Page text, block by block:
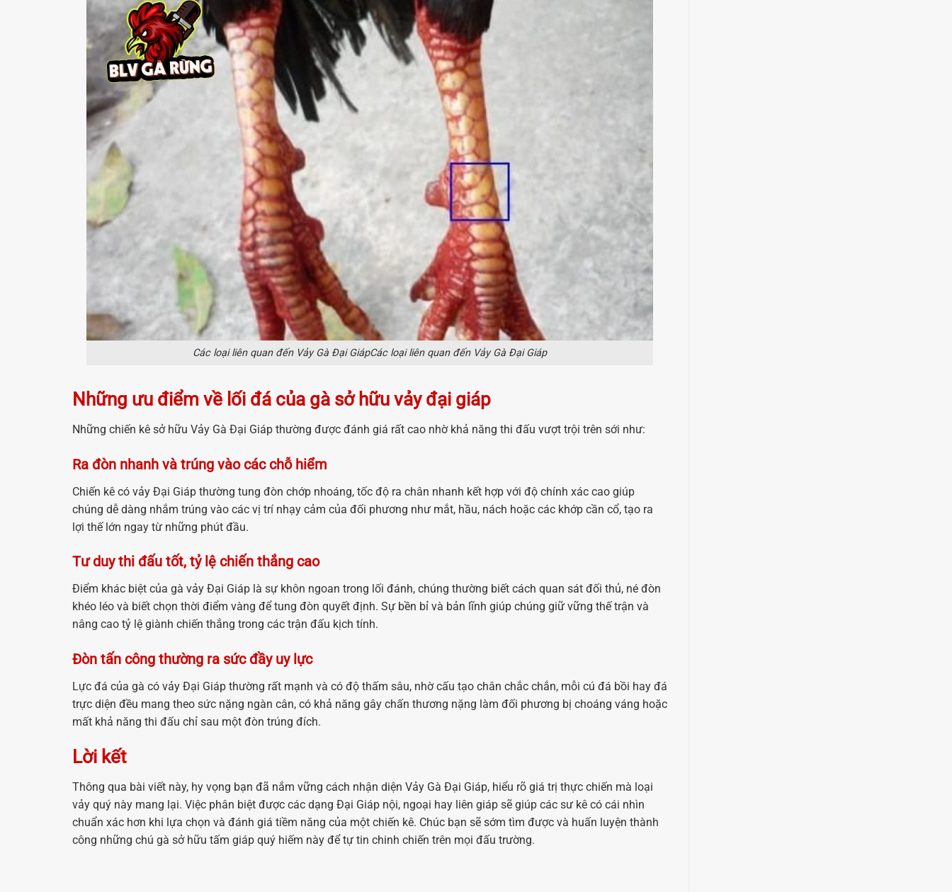
Các loại liên quan đến Vảy Gà Đại GiápCác loại liên quan đến Vảy Gà Đại Giáp
Những ưu điểm về lối đá của gà sở hữu vảy đại giáp
Những chiến kê sở hữu Vảy Gà Đại Giáp thường được đánh giá rất cao nhờ khả năng thi đấu vượt trội trên sới như:
Ra đòn nhanh và trúng vào các chỗ hiểm
Chiến kê có vảy Đại Giáp thường tung đòn chớp nhoáng, tốc độ ra chân nhanh kết hợp với độ chính xác cao giúp
chúng dễ dàng nhắm trúng vào các vị trí nhạy cảm của đối phương như mắt, hầu, nách hoặc các khớp cần cổ, tạo ra
lợi thế lớn ngay từ những phút đầu.
Tư duy thi đấu tốt, tỷ lệ chiến thắng cao
Điểm khác biệt của gà vảy Đại Giáp là sự khôn ngoan trong lối đánh, chúng thường biết cách quan sát đối thủ, né đòn
khéo léo và biết chọn thời điểm vàng để tung đòn quyết định. Sự bền bỉ và bản lĩnh giúp chúng giữ vững thế trận và
nâng cao tỷ lệ giành chiến thắng trong các trận đấu kịch tính.
Đòn tấn công thường ra sức đầy uy lực
Lực đá của gà có vảy Đại Giáp thường rất mạnh và có độ thấm sâu, nhờ cấu tạo chân chắc chắn, mỗi cú đá bồi hay đá
trực diện đều mang theo sức nặng ngàn cân, có khả năng gây chấn thương nặng làm đối phương bị choáng váng hoặc
mất khả năng thi đấu chỉ sau một đòn trúng đích.
Lời kết
Thông qua bài viết này, hy vọng bạn đã nắm vững cách nhận diện Vảy Gà Đại Giáp, hiểu rõ giá trị thực chiến mà loại
vảy quý này mang lại. Việc phân biệt được các dạng Đại Giáp nội, ngoại hay liên giáp sẽ giúp các sư kê có cái nhìn
chuẩn xác hơn khi lựa chọn và đánh giá tiềm năng của một chiến kê. Chúc bạn sẽ sớm tìm được và huấn luyện thành
công những chú gà sở hữu tấm giáp quý hiếm này để tự tin chinh chiến trên mọi đấu trường.